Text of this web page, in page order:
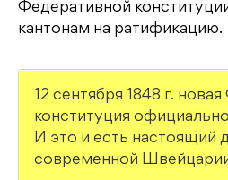
Федеративной
кантонам на ратификацию.
12 сентября 1848 г.
конституция
И это и есть настоящий
современной